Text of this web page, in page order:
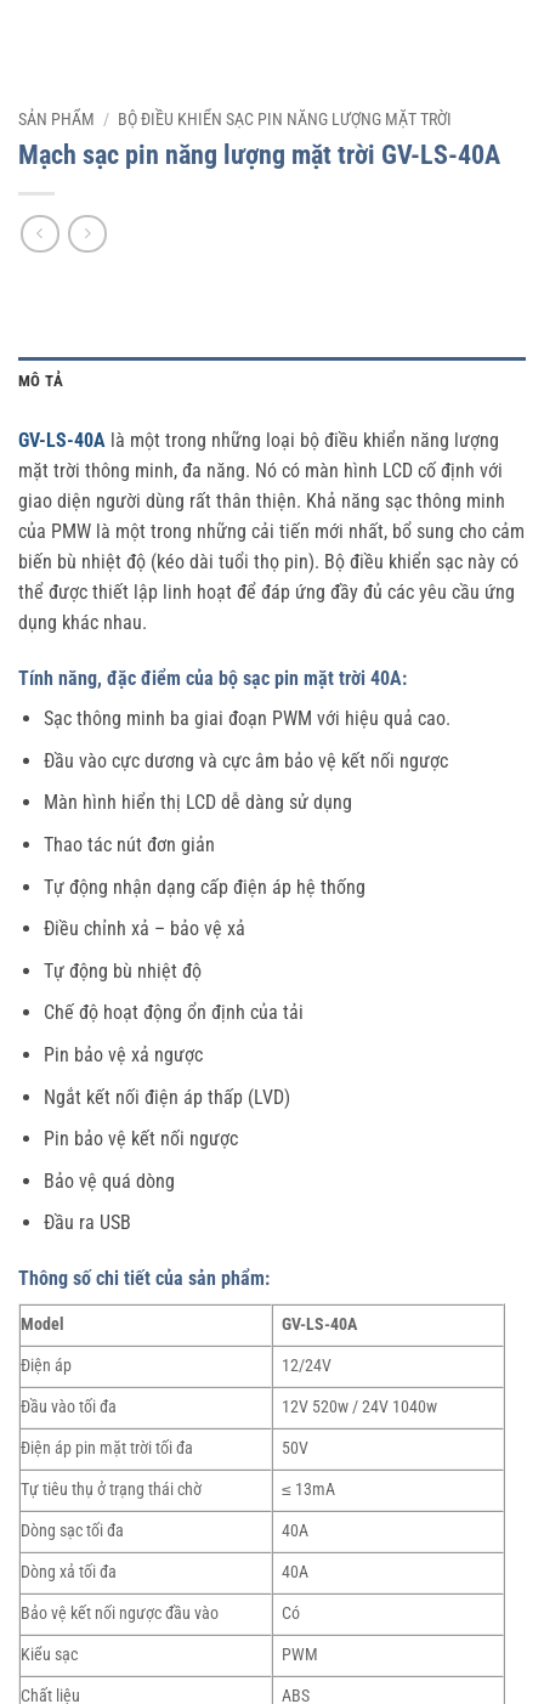
SẢN PHẨM / BỘ ĐIỀU KHIỂN SẠC PIN NĂNG LƯỢNG MẶT TRỜI
Mạch sạc pin năng lượng mặt trời GV-LS-40A
MÔ TẢ
GV-LS-40A là một trong những loại bộ điều khiển năng lượng
mặt trời thông minh, đa năng. Nó có màn hình LCD cố định với
giao diện người dùng rất thân thiện. Khả năng sạc thông minh
của PMW là một trong những cải tiến mới nhất, bổ sung cho cảm
biến bù nhiệt độ (kéo dài tuổi thọ pin). Bộ điều khiển sạc này có
thể được thiết lập linh hoạt để đáp ứng đầy đủ các yêu cầu ứng
dụng khác nhau.
Tính năng, đặc điểm của bộ sạc pin mặt trời 40A:
Sạc thông minh ba giai đoạn PWM với hiệu quả cao.
Đầu vào cực dương và cực âm bảo vệ kết nối ngược
Màn hình hiển thị LCD dễ dàng sử dụng
Thao tác nút đơn giản
Tự động nhận dạng cấp điện áp hệ thống
Điều chỉnh xả – bảo vệ xả
Tự động bù nhiệt độ
Chế độ hoạt động ổn định của tải
Pin bảo vệ xả ngược
Ngắt kết nối điện áp thấp (LVD)
Pin bảo vệ kết nối ngược
Bảo vệ quá dòng
Đầu ra USB
Thông số chi tiết của sản phẩm:
Model
GV-LS-40A
Điện áp
12/24V
Đầu vào tối đa
12V 520w / 24V 1040w
Điện áp pin mặt trời tối đa
50V
Tự tiêu thụ ở trạng thái chờ
≤ 13mA
Dòng sạc tối đa
40A
Dòng xả tối đa
40A
Bảo vệ kết nối ngược đầu vào
Có
Kiểu sạc
PWM
Chất liệu
ABS